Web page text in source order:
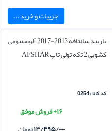
جزییات و خرید ...
باربند سانتافه 2013-2017 آلومینیومی
کشویی 2 تکه تولی تاپ AFSHAR
کد کالا : 0254
۱۶+ فروش موفق